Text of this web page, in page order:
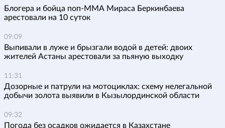
Блогера и бойца поп-ММА Мираса Беркинбаева
арестовали на 10 суток
09:09
Выпивали в луже и брызгали водой в детей: двоих
жителей Астаны арестовали за пьяную выходку
11:31
Дозорные и патрули на мотоциклах: схему нелегальной
добычи золота выявили в Кызылординской области
09:32
Погода без осадков ожидается в Казахстане